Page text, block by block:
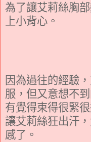
為了讓艾莉絲胸
上小背心。
因為過往的經驗
服，但又意想不
有覺得束得很緊
讓艾莉絲狂出汗
感了。